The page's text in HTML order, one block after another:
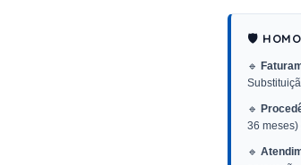
🛡️
🔹
🔹
36
🔹